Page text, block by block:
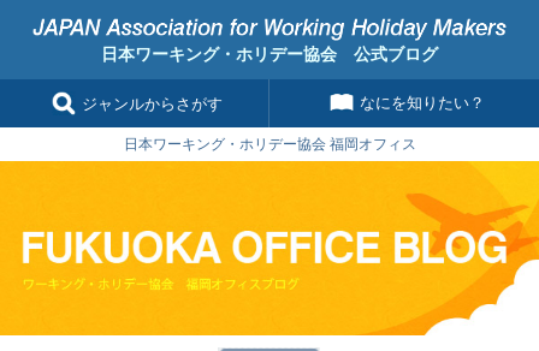
日本ワーキング・ホリデー協会 公式ブログ
ジャンルからさがす なにを知りたい？
日本ワーキング・ホリデー協会 福岡オフィス